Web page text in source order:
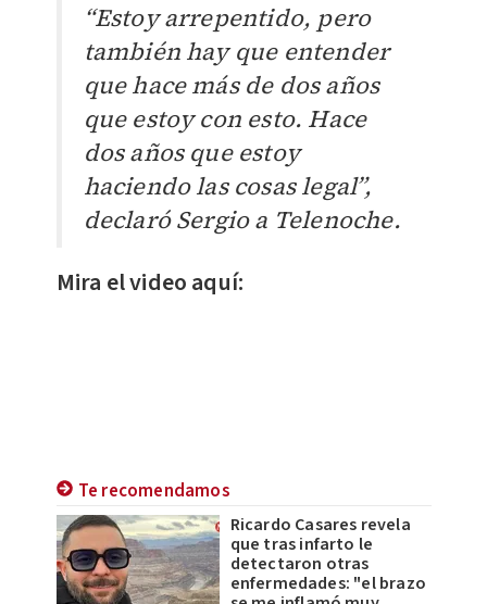
“Estoy arrepentido, pero
también hay que entender
que hace más de dos años
que estoy con esto. Hace
dos años que estoy
haciendo las cosas legal”,
declaró Sergio a Telenoche.
Mira el video aquí:
Te recomendamos
Ricardo Casares revela
que tras infarto le
detectaron otras
enfermedades: "el brazo